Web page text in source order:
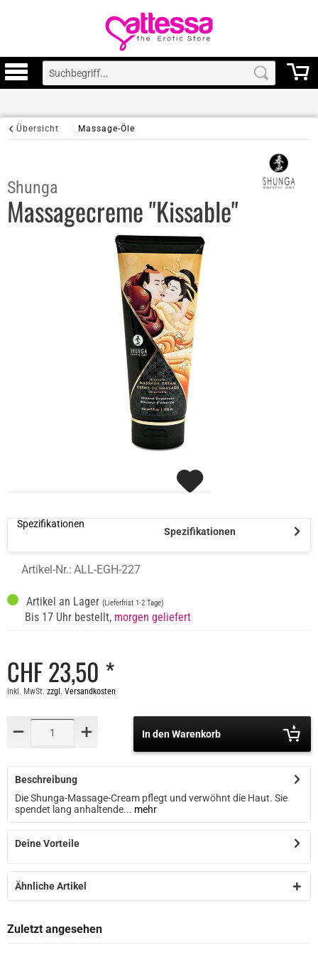
Übersicht Massage-Öle
Shunga
Massagecreme "Kissable"
Spezifikationen
Spezifikationen
Artikel-Nr.: ALL-EGH-227
Artikel an Lager (Lieferfrist 1-2 Tage)
Bis 17 Uhr bestellt, morgen geliefert
CHF 23,50 *
inkl. MwSt. zzgl. Versandkosten
In den Warenkorb
Beschreibung
Die Shunga-Massage-Cream pflegt und verwöhnt die Haut. Sie
spendet lang anhaltende... mehr
Deine Vorteile
Ähnliche Artikel
Zuletzt angesehen